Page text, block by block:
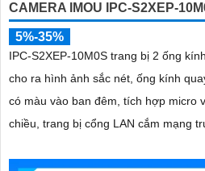
CAMERA IMOU IPC-S2XEP-
5%-35%
IPC-S2XEP-10M0S trang bị 2 ống
cho ra hình ảnh sắc nét, ống kính
có màu vào ban đêm, tích hợp micro
chiều, trang bị cổng LAN cắm mạng